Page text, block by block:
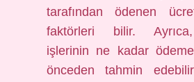
tarafından ödenen
faktörleri bilir.
işlerinin ne kadar ödeme
önceden tahmin